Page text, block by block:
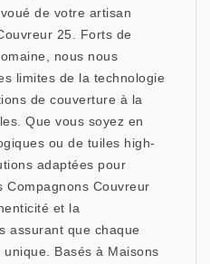
de votre artisan
25. Forts de
nous nous
limites de la technologie
de couverture à la
Que vous soyez en
ou de tuiles high-
adaptées pour
Compagnons Couvreur
et la
assurant que chaque
Basés à Maisons